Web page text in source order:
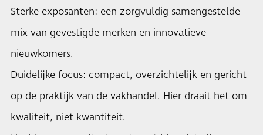
Sterke exposanten: een zorgvuldig samengestelde
mix van gevestigde merken en innovatieve
nieuwkomers.
Duidelijke focus: compact, overzichtelijk en gericht
op de praktijk van de vakhandel. Hier draait het om
kwaliteit, niet kwantiteit.